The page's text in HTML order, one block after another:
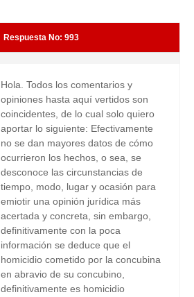
Respuesta No: 993
Hola. Todos los comentarios y
opiniones hasta aquí vertidos son
coincidentes, de lo cual solo quiero
aportar lo siguiente: Efectivamente
no se dan mayores datos de cómo
ocurrieron los hechos, o sea, se
desconoce las circunstancias de
tiempo, modo, lugar y ocasión para
emiotir una opinión jurídica más
acertada y concreta, sin embargo,
definitivamente con la poca
información se deduce que el
homicidio cometido por la concubina
en abravio de su concubino,
definitivamente es homicidio